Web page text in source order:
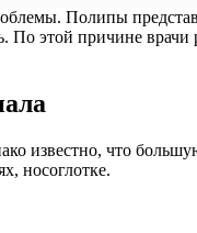
Полипы
этой причине
что
носоглотке.